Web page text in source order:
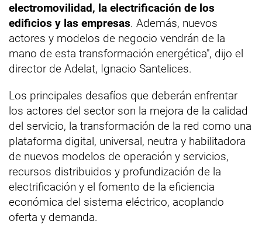
electromovilidad, la electrificación de los
edificios y las empresas. Además, nuevos
actores y modelos de negocio vendrán de la
mano de esta transformación energética", dijo el
director de Adelat, Ignacio Santelices.
Los principales desafíos que deberán enfrentar
los actores del sector son la mejora de la calidad
del servicio, la transformación de la red como una
plataforma digital, universal, neutra y habilitadora
de nuevos modelos de operación y servicios,
recursos distribuidos y profundización de la
electrificación y el fomento de la eficiencia
económica del sistema eléctrico, acoplando
oferta y demanda.